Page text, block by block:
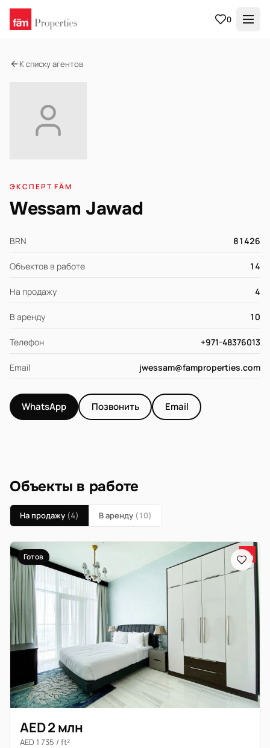
0
К списку агентов
ЭКСПЕРТ FÄM
Wessam Jawad
BRN 81426
Объектов в работе 14
На продажу 4
В аренду 10
Телефон +971-48376013
Email jwessam@famproperties.com
WhatsApp Позвонить Email
Объекты в работе
На продажу (4) В аренду (10)
Готов
AED 2 млн
AED 1 735 / ft²